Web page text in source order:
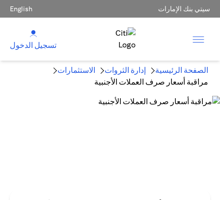
سيتي بنك الإمارات English
تسجيل الدخول
الصفحة الرئيسية إدارة الثروات
الاستثمارات
مراقبة أسعار صرف العملات الأجنبية